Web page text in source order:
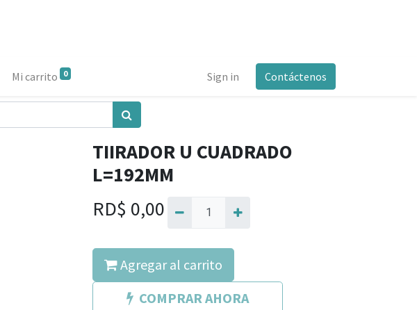
Mi carrito 0 Sign in Contáctenos
TIIRADOR U CUADRADO
L=192MM
RD$ 0,00
Agregar al carrito
COMPRAR AHORA